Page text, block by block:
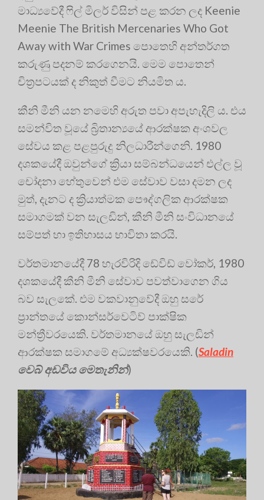
මාධ්‍යවේදී ෆිල් මිලර් විසින් පළ කරන ලද Keenie
Meenie The British Mercenaries Who Got
Away with War Crimes පොතෙහි අන්තර්ගත
කරුණු පදනම් කරගෙනයි. මෙම පොතෙන්
චිත්‍රපටයක් ද නිකුත් වීමට නියමිත ය.
කීනි මීනි යන නමෙහි අරුත පවා අපැහැදිලි ය. එය
සමන්විත වූයේ බ්‍රිතාන්‍යයේ ආරක්ෂක අංශවල
සේවය කළ පළපුරුදු නිලධාරීන්ගෙනි. 1980
දශකයේදී ඔවුන්ගේ ක්‍රියා සම්බන්ධයෙන් එල්ල වූ
චෝදනා හේතුවෙන් එම සේවාව වසා දමන ලද
මුත්, දැනට ද ක්‍රියාත්මක පෞද්ගලික ආරක්ෂක
සමාගමක් වන සැලඩින්, කීනි මීනි සංවිධානයේ
සම්පත් හා ඉතිහාසය භාවිතා කරයි.
වර්තමානයේදී 78 හැරවිරිදි ඩේවිඩ් වෝකර්, 1980
දශකයේදී කීනි මීනි සේවාව පවත්වාගෙන ගිය
බව සැලකේ. එම වකවානුවේදී ඔහු සරේ
ප්‍රාන්තයේ කොන්සර්වෙටිව් පාක්ෂික
මන්ත්‍රීවරයෙකි. වර්තමානයේ ඔහු සැලඩින්
ආරක්ෂක සමාගමේ අධ්‍යක්ෂවරයෙකි. (Saladin
වෙබ් අඩවිය මෙතැනින්)